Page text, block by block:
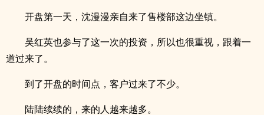
开盘第一天，沈漫漫亲自来了售楼部这边坐镇。
吴红英也参与了这一次的投资，所以也很重视，跟着一
道过来了。
到了开盘的时间点，客户过来了不少。
陆陆续续的，来的人越来越多。